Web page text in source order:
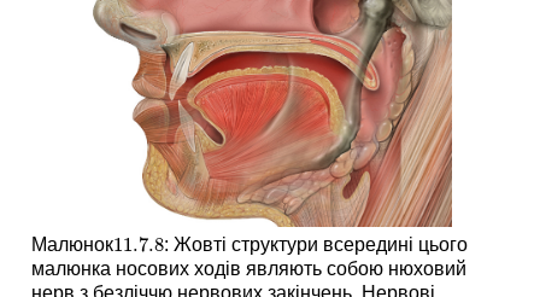
Малюнок11.7.8
11.7.8: Жовті структури всередині цього
малюнка носових ходів являють собою нюховий
нерв з безліччю нервових закінчень. Нервові